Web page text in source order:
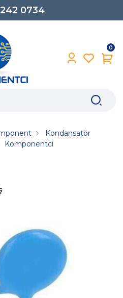
0734
0
Kondansatör
Komponentci